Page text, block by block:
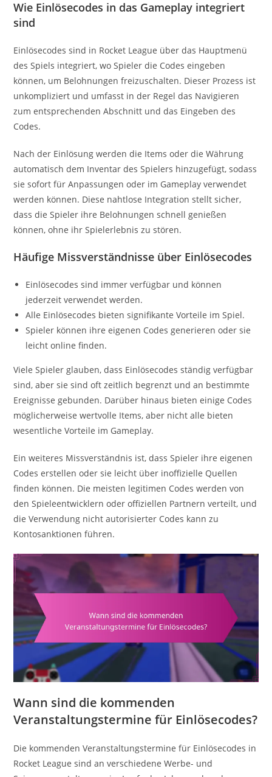
Wie Einlösecodes in das Gameplay integriert
sind
Einlösecodes sind in Rocket League über das Hauptmenü
des Spiels integriert, wo Spieler die Codes eingeben
können, um Belohnungen freizuschalten. Dieser Prozess ist
unkompliziert und umfasst in der Regel das Navigieren
zum entsprechenden Abschnitt und das Eingeben des
Codes.
Nach der Einlösung werden die Items oder die Währung
automatisch dem Inventar des Spielers hinzugefügt, sodass
sie sofort für Anpassungen oder im Gameplay verwendet
werden können. Diese nahtlose Integration stellt sicher,
dass die Spieler ihre Belohnungen schnell genießen
können, ohne ihr Spielerlebnis zu stören.
Häufige Missverständnisse über Einlösecodes
Einlösecodes sind immer verfügbar und können
jederzeit verwendet werden.
Alle Einlösecodes bieten signifikante Vorteile im Spiel.
Spieler können ihre eigenen Codes generieren oder sie
leicht online finden.
Viele Spieler glauben, dass Einlösecodes ständig verfügbar
sind, aber sie sind oft zeitlich begrenzt und an bestimmte
Ereignisse gebunden. Darüber hinaus bieten einige Codes
möglicherweise wertvolle Items, aber nicht alle bieten
wesentliche Vorteile im Gameplay.
Ein weiteres Missverständnis ist, dass Spieler ihre eigenen
Codes erstellen oder sie leicht über inoffizielle Quellen
finden können. Die meisten legitimen Codes werden von
den Spieleentwicklern oder offiziellen Partnern verteilt, und
die Verwendung nicht autorisierter Codes kann zu
Kontosanktionen führen.
Wann sind die kommenden
Veranstaltungstermine für Einlösecodes?
Die kommenden Veranstaltungstermine für Einlösecodes in
Rocket League sind an verschiedene Werbe- und